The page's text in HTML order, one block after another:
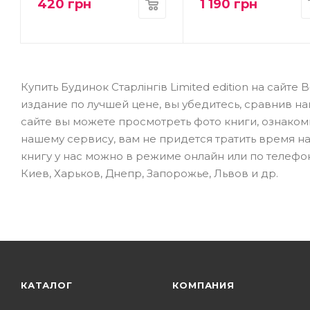
420 грн 1 190 грн
Купить Будинок Старлінгів Limited edition на
издание по лучшей цене, вы убедитесь, сравнив
сайте вы можете просмотреть фото книги,
нашему сервису, вам не придется тратить время
книгу у нас можно в режиме онлайн или по
Киев, Харьков, Днепр, Запорожье, Львов и др.
КАТАЛОГ КОМПАНИЯ